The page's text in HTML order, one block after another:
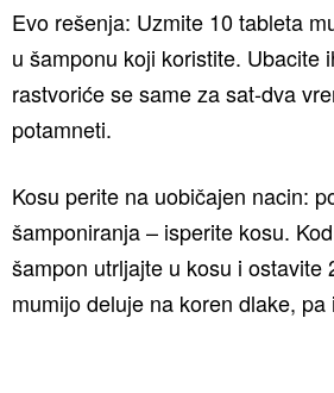
Evo rešenja: Uzmite 10 tableta
u šamponu koji koristite. Ubacite
rastvoriće se same za sat-dva
potamneti.
Kosu perite na uobičajen nacin:
šamponiranja – isperite kosu.
šampon utrljajte u kosu i ostavite
mumijo deluje na koren dlake, pa